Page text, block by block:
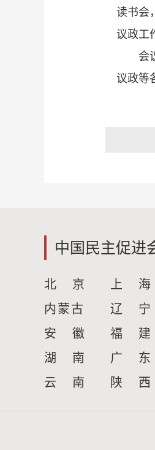
读书会
议政工
会
议政等
中国民主促进
北 京 上 海
内蒙古
辽 宁
安 徽
福 建
湖 南
广 东
云 南
陕 西